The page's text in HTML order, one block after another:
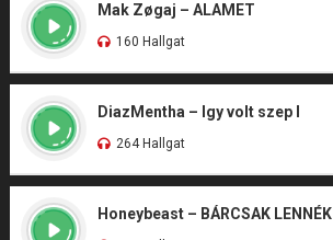
Mak Zøgaj – ALAMET
160 Hallgat
DiazMentha – Igy volt szep I
264 Hallgat
Honeybeast – BÁRCSAK LENNÉK